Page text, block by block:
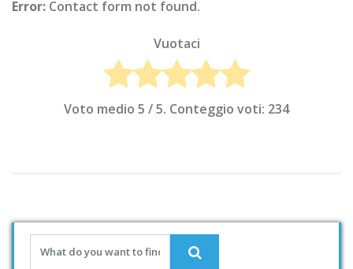
Error: Contact form not found.
Vuotaci
Voto medio 5 / 5. Conteggio voti: 234